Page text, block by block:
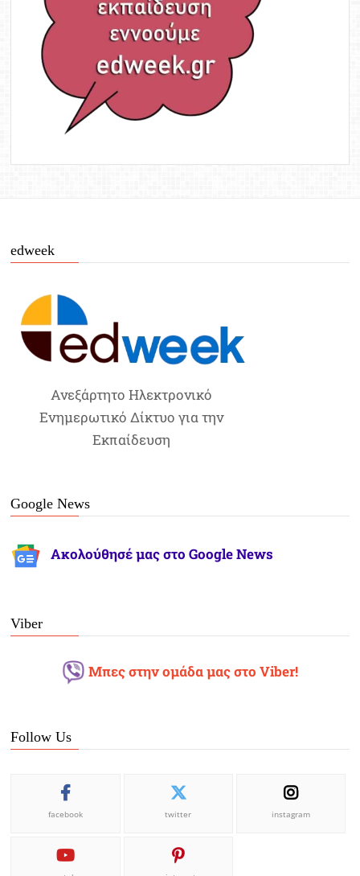
edweek
Ανεξάρτητο Ηλεκτρονικό
Ενημερωτικό Δίκτυο για την
Εκπαίδευση
Google News
Ακολούθησέ μας στο Google News
Viber
Μπες στην ομάδα μας στο Viber!
Follow Us
facebook twitter instagram